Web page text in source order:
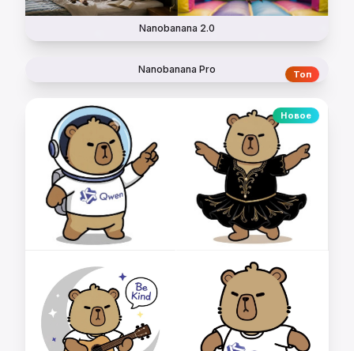
Nanobanana 2.0
Топ
Nanobanana Pro
Новое